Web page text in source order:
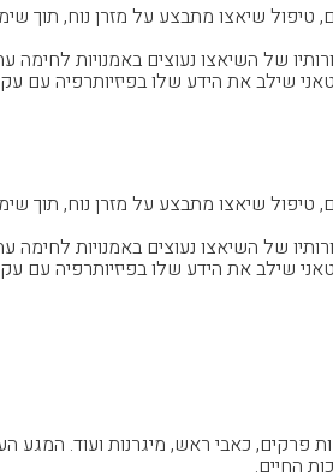
טיפול שיאצו מתבצע על מזרן נוח, תוך
"לחץ אצבעות" ביפנית, ומדובר בטכניקת ריפוי עתיקה אשר פותחה ביפן לפני כ-5,000 שנה. מקורותיו של השיאצו
שנחשב לאבי השיאצו המודרני הוא טוקוג'ירו נאקאטאני, פיזיותרפיסט יפני שחי במאה ה-20. נאקאטאני שילב את
טיפול שיאצו מתבצע על מזרן נוח, תוך
"לחץ אצבעות" ביפנית, ומדובר בטכניקת ריפוי עתיקה אשר פותחה ביפן לפני כ-5,000 שנה. מקורותיו של השיאצו
שנחשב לאבי השיאצו המודרני הוא טוקוג'ירו נאקאטאני, פיזיותרפיסט יפני שחי במאה ה-20. נאקאטאני שילב את
פרקים, כאבי ראש, מיגרנות ועוד. המגע
החיים.